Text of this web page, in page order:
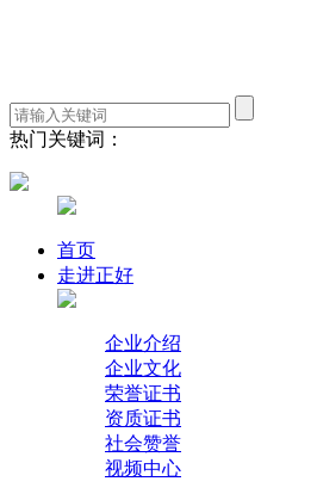
热门关键词：
首页
走进正好
企业介绍
企业文化
荣誉证书
资质证书
社会赞誉
视频中心